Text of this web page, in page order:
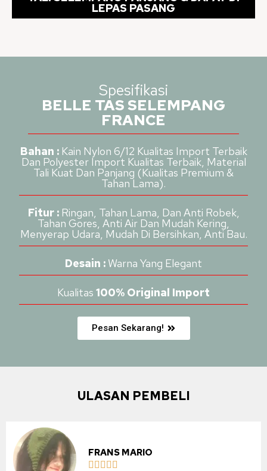
LEPAS PASANG
Spesifikasi
BELLE TAS SELEMPANG
FRANCE
Bahan : Kain Nylon 6/12 Kualitas Import Terbaik
Dan Polyester Import Kualitas Terbaik, Material
Tali Kuat Dan Panjang (Kualitas Premium &
Tahan Lama).
Fitur : Ringan, Tahan Lama, Dan Anti Robek,
Tahan Gores, Anti Air Dan Mudah Kering,
Menyerap Udara, Mudah Di Bersihkan, Anti Bau.
Desain : Warna Yang Elegant
Kualitas 100% Original Import
Pesan Sekarang!
ULASAN PEMBELI
FRANS MARIO
    